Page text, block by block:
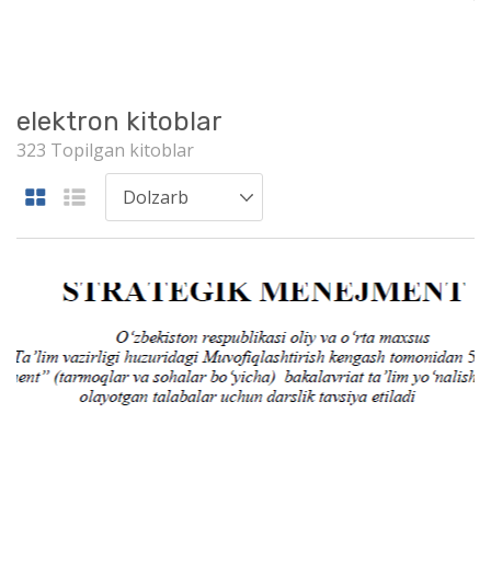
elektron kitoblar
323 Topilgan kitoblar